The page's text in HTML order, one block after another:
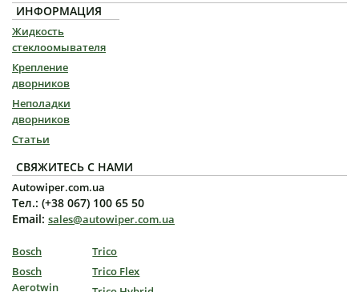
ИНФОРМАЦИЯ
Жидкость
стеклоомывателя
Крепление
дворников
Неполадки
дворников
Статьи
СВЯЖИТЕСЬ С НАМИ
Autowiper.com.ua
Тел.: (+38 067) 100 65 50
Email: sales@autowiper.com.ua
Bosch
Bosch
Aerotwin
Trico
Trico Flex